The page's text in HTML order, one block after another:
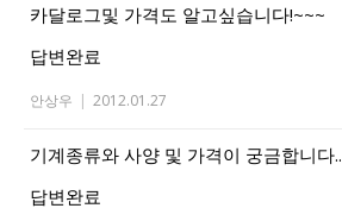
카달로그및 가격도 알고싶습니다!~~~
답변완료
안상우 | 2012.01.27
기계종류와 사양 및 가격이 궁금합니다..
답변완료